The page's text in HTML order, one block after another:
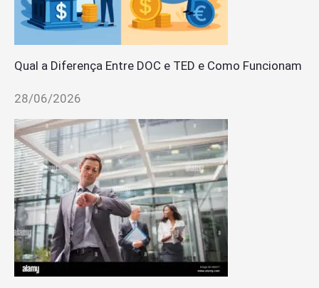
Qual a Diferença Entre DOC e TED e Como Funcionam
28/06/2026